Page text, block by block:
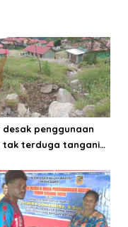
desak penggunaan
tak terduga tangani